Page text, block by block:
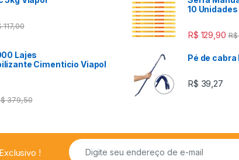
117,00
Lajes
Cimenticio Viapol
379,50
10
R$ 129,90 R$
Pé de
R$ 39,27
!